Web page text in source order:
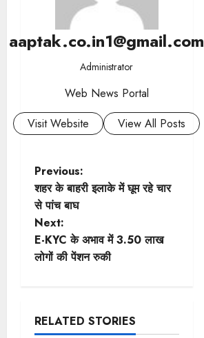
aaptak.co.in1@gmail.com
Administrator
Web News Portal
Visit Website
View All Posts
P
o
s
t
a
Previous:
शहर के बाहरी इलाके में घूम रहे चार
से पांच बाघ
Next:
E-KYC के अभाव में 3.50 लाख
लोगों की पेंशन रुकी
RELATED STORIES